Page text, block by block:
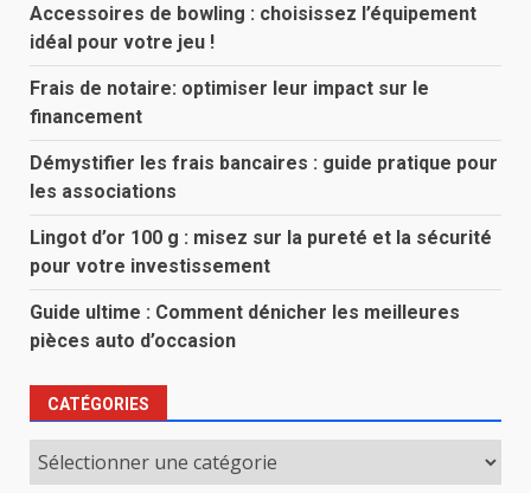
Accessoires de bowling : choisissez l’équipement
idéal pour votre jeu !
Frais de notaire: optimiser leur impact sur le
financement
Démystifier les frais bancaires : guide pratique pour
les associations
Lingot d’or 100 g : misez sur la pureté et la sécurité
pour votre investissement
Guide ultime : Comment dénicher les meilleures
pièces auto d’occasion
CATÉGORIES
Catégories